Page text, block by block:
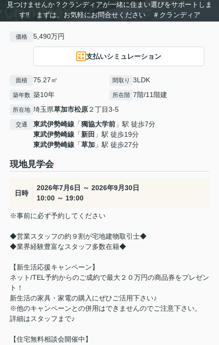
見つけませんか？クランディアが一緒に住まい選びをサポートしま
す‼ まずは、お気軽にお問合せください ＃クランディア
価格 5,490万円
支払いシミュレーション
面積 75.27㎡ 間取り 3LDK
築年数 築10年 所在階 7階/11階建
所在地 埼玉県草加市松原２丁目3-5
交通 東武伊勢崎線 「獨協大学前 」駅 徒歩7分
東武伊勢崎線 「新田 」駅 徒歩19分
東武伊勢崎線 「草加 」駅 徒歩27分
現地見学会
日時
2026年7月6日 ～ 2026年9月30日
10:00 ～ 19:00
※事前に必ず予約してください
◆営業スタッフの約９割が宅地建物取引士◆
◆業界経験豊富なスタッフ多数在籍◆
【新生活応援キャンペーン】
ネット/TEL予約からのご成約で最大２０万円の商品券をプレゼン
ト！
新生活の家具・家電の購入にぜひご活用下さい♪
※他のキャンペーンとの併用はできませんのでご注意下さい。
詳細はスタッフまで♪
【住宅無料相談会開催中】